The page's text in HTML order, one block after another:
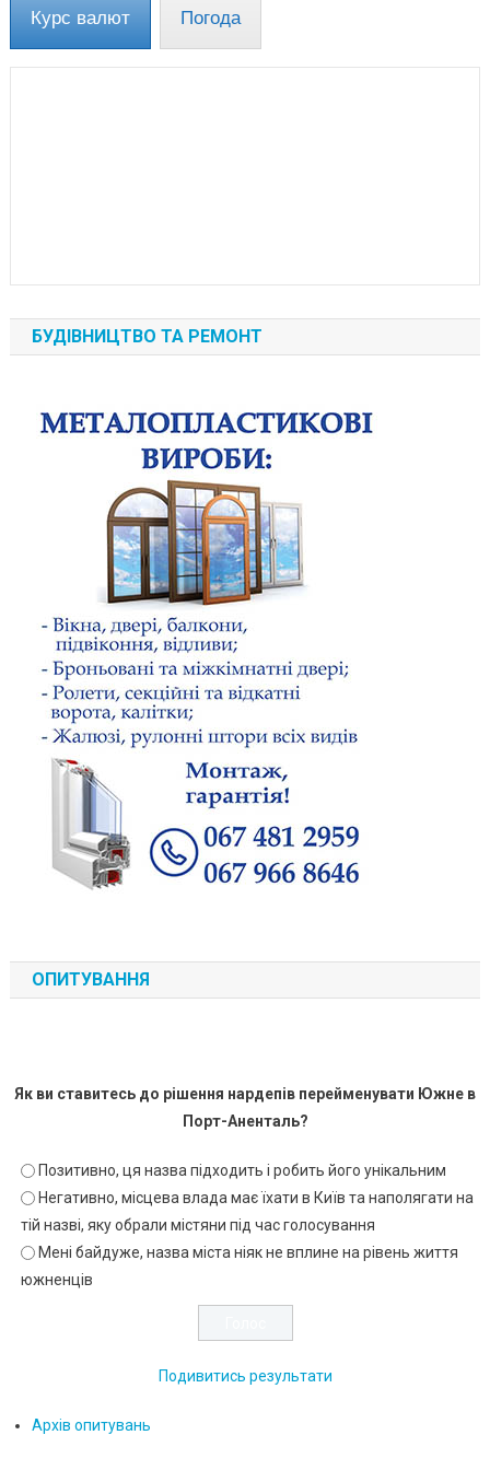
Курс валют Погода
БУДІВНИЦТВО ТА РЕМОНТ
ОПИТУВАННЯ
Як ви ставитесь до рішення нардепів перейменувати Южне в
Порт-Аненталь?
Позитивно, ця назва підходить і робить його унікальним
Негативно, місцева влада має їхати в Київ та наполягати на
тій назві, яку обрали містяни під час голосування
Мені байдуже, назва міста ніяк не вплине на рівень життя
южненців
Подивитись результати
Архів опитувань